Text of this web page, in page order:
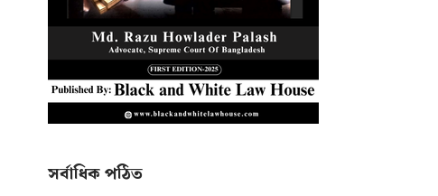
সর্বাধিক পঠিত